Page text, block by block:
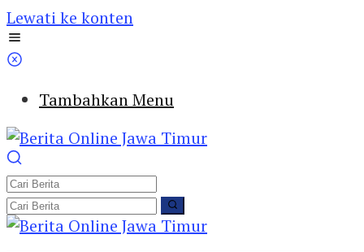
Lewati ke konten
Tambahkan Menu